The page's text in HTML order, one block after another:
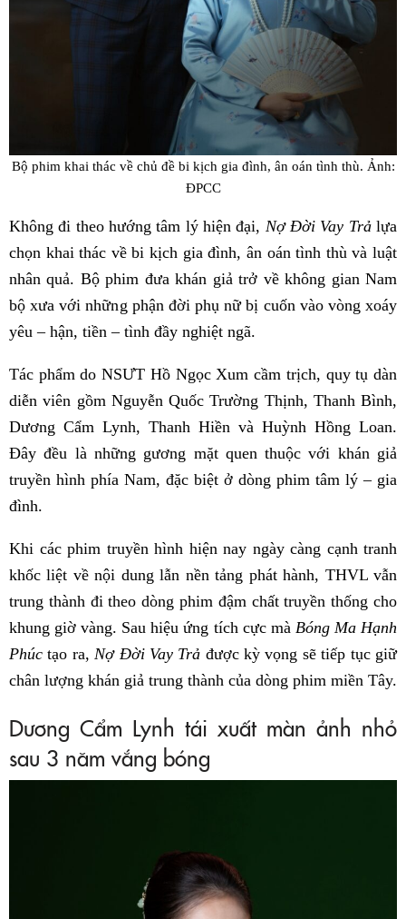
Bộ phim khai thác về chủ đề bi kịch gia đình, ân oán tình thù. Ảnh:
ĐPCC
Không đi theo hướng tâm lý hiện đại, Nợ Đời Vay Trảlựa
chọn khai thác về bi kịch gia đình, ân oán tình thù và luật
nhân quả. Bộ phim đưa khán giả trở về không gian Nam
bộ xưa với những phận đời phụ nữ bị cuốn vào vòng xoáy
yêu – hận, tiền – tình đầy nghiệt ngã.
Tác phẩm do NSƯT Hồ Ngọc Xum cầm trịch, quy tụ dàn
diễn viên gồm Nguyễn Quốc Trường Thịnh, Thanh Bình,
Dương Cẩm Lynh, Thanh Hiền và Huỳnh Hồng Loan.
Đây đều là những gương mặt quen thuộc với khán giả
truyền hình phía Nam, đặc biệt ở dòng phim tâm lý – gia
đình.
Khi các phim truyền hình hiện nay ngày càng cạnh tranh
khốc liệt về nội dung lẫn nền tảng phát hành, THVL vẫn
trung thành đi theo dòng phim đậm chất truyền thống cho
khung giờ vàng. Sau hiệu ứng tích cực mà Bóng Ma Hạnh
Phúc tạo ra, Nợ Đời Vay Trả được kỳ vọng sẽ tiếp tục giữ
chân lượng khán giả trung thành của dòng phim miền Tây.
Dương Cẩm Lynh tái xuất màn ảnh nhỏ
sau 3 năm vắng bóng